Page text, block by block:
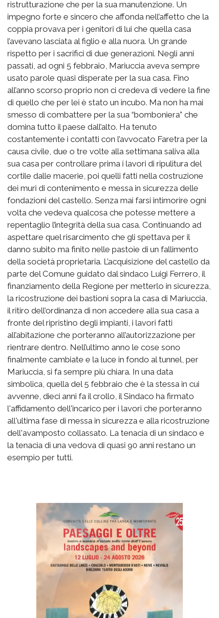
ristrutturazione che per la sua manutenzione. Un
impegno forte e sincero che affonda nell’affetto che la
coppia provava per i genitori di lui che quella casa
l’avevano lasciata al figlio e alla nuora. Un grande
rispetto per i sacrifici di due generazioni. Negli anni
passati, ad ogni 5 febbraio, Mariuccia aveva sempre
usato parole quasi disperate per la sua casa. Fino
all’anno scorso proprio non ci credeva di vedere la fine
di quello che per lei è stato un incubo. Ma non ha mai
smesso di combattere per la sua “bomboniera” che
domina tutto il paese dall’alto. Ha tenuto
costantemente i contatti con l’avvocato Faretra per la
causa civile, due o tre volte alla settimana saliva alla
sua casa per controllare prima i lavori di ripulitura del
cortile dalle macerie, poi quelli fatti nella costruzione
dei muri di contenimento e messa in sicurezza delle
fondazioni del castello. Senza mai farsi intimorire ogni
volta che vedeva qualcosa che potesse mettere a
repentaglio l’integrità della sua casa. Continuando ad
aspettare quel risarcimento che gli spettava per il
danno subito ma finito nelle pastoie di un fallimento
della società proprietaria. L’acquisizione del castello da
parte del Comune guidato dal sindaco Luigi Ferrero, il
finanziamento della Regione per metterlo in sicurezza,
la ricostruzione dei bastioni sopra la casa di Mariuccia,
il ritiro dell’ordinanza di non accedere alla sua casa a
fronte del ripristino degli impianti, i lavori fatti
all’abitazione che porteranno all’autorizzazione per
rientrare dentro. Nell’ultimo anno le cose sono
finalmente cambiate e la luce in fondo al tunnel, per
Mariuccia, si fa sempre più chiara. In una data
simbolica, quella del 5 febbraio che è la stessa in cui
avvenne, dieci anni fa il crollo, il Sindaco ha firmato
l'affidamento dell'incarico per i lavori che porteranno
all'ultima fase di messa in sicurezza e alla ricostruzione
dell'avamposto collassato. La tenacia di un sindaco e
la tenacia di una vedova di quasi 90 anni restano un
esempio per tutti.